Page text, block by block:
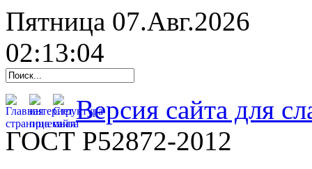
Пятница 07.Авг.2026
02:13:05
Версия сайта для
ГОСТ Р52872-2012